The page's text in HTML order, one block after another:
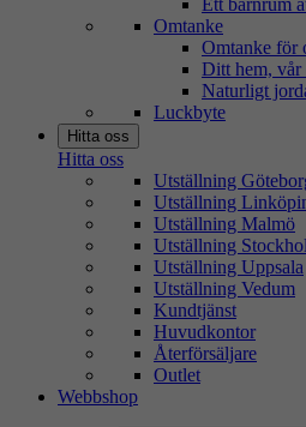
Ett barnrum
Omtanke
Omtanke för
Ditt hem, vår
Naturligt
Luckbyte
Hitta oss
Hitta oss
Utställning
Utställning
Utställning Malmö
Utställning
Utställning Uppsala
Utställning Vedum
Kundtjänst
Huvudkontor
Återförsäljare
Outlet
Webbshop